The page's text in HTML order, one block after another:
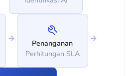
Penanganan
Perhitungan SLA